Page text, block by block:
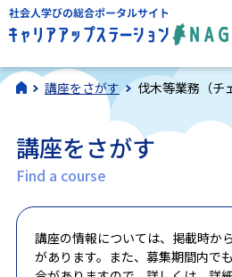
講座をさがす 伐木等業務（チ
講座をさがす
Find a course
講座の情報については、掲載時か
があります。また、募集期間内で